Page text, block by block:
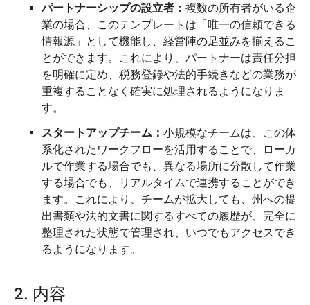
パートナーシップの設立者： 複数の所有者がいる企
業の場合、このテンプレートは「唯一の信頼できる
情報源」として機能し、経営陣の足並みを揃えるこ
とができます。これにより、パートナーは責任分担
を明確に定め、税務登録や法的手続きなどの業務が
重複することなく確実に処理されるようになりま
す。
スタートアップチーム： 小規模なチームは、この体
系化されたワークフローを活用することで、ローカ
ルで作業する場合でも、異なる場所に分散して作業
する場合でも、リアルタイムで連携することができ
ます。これにより、チームが拡大しても、州への提
出書類や法的文書に関するすべての履歴が、完全に
整理された状態で管理され、いつでもアクセスでき
るようになります。
2. 内容